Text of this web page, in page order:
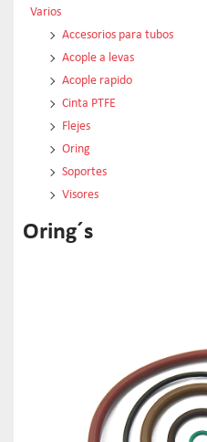
Varios
Accesorios para tubos
Acople a levas
Acople rapido
Cinta PTFE
Flejes
Oring
Soportes
Visores
Oring´s